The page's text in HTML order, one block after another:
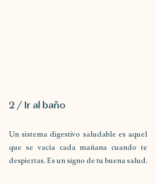
2 / Ir al baño
Un sistema digestivo saludable es aquel
que se vacía cada mañana cuando te
despiertas. Es un signo de tu buena salud.